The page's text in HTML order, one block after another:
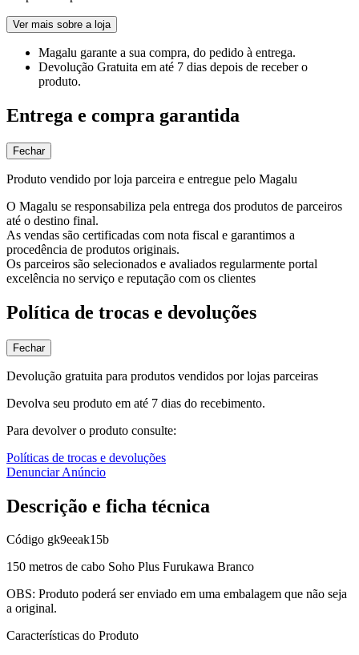
Ver mais sobre a loja
Magalu garante a sua compra, do pedido à entrega.
Devolução Gratuita em até 7 dias depois de receber o
produto.
Entrega e compra garantida
Fechar
Produto vendido por loja parceira e entregue pelo Magalu
O Magalu se responsabiliza pela entrega dos produtos de parceiros
até o destino final.
As vendas são certificadas com nota fiscal e garantimos a
procedência de produtos originais.
Os parceiros são selecionados e avaliados regularmente portal
excelência no serviço e reputação com os clientes
Política de trocas e devoluções
Fechar
Devolução gratuita para produtos vendidos por lojas parceiras
Devolva seu produto em até 7 dias do recebimento.
Para devolver o produto consulte:
Políticas de trocas e devoluções
Denunciar Anúncio
Descrição e ficha técnica
Código gk9eeak15b
150 metros de cabo Soho Plus Furukawa Branco
OBS: Produto poderá ser enviado em uma embalagem que não seja
a original.
Características do Produto